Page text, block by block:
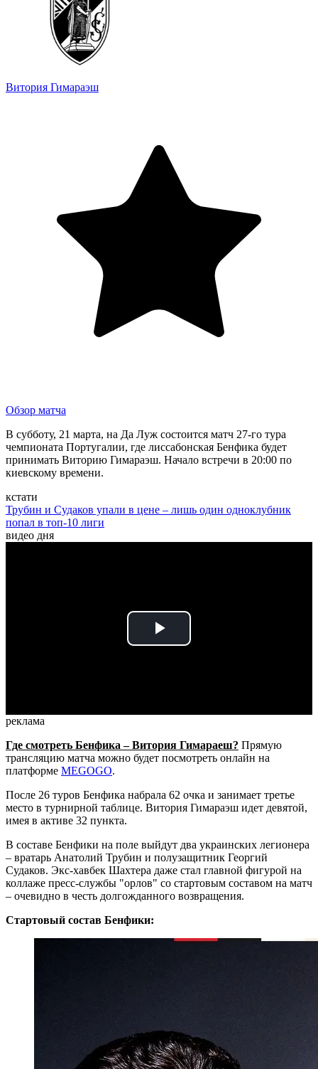
Витория Гимараэш
Обзор матча
В субботу, 21 марта, на Да Луж состоится матч 27-го тура
чемпионата Португалии, где лиссабонская Бенфика будет
принимать Виторию Гимараэш. Начало встречи в 20:00 по
киевскому времени.
кстати
Трубин и Судаков упали в цене – лишь один одноклубник
попал в топ-10 лиги
видео дня
Play
реклама
Где смотреть Бенфика – Витория Гимараеш? Прямую
трансляцию матча можно будет посмотреть онлайн на
платформе MEGOGO.
После 26 туров Бенфика набрала 62 очка и занимает третье
место в турнирной таблице. Витория Гимараэш идет девятой,
имея в активе 32 пункта.
В составе Бенфики на поле выйдут два украинских легионера
– вратарь Анатолий Трубин и полузащитник Георгий
Судаков. Экс-хавбек Шахтера даже стал главной фигурой на
коллаже пресс-службы "орлов" со стартовым составом на матч
– очевидно в честь долгожданного возвращения.
Стартовый состав Бенфики: